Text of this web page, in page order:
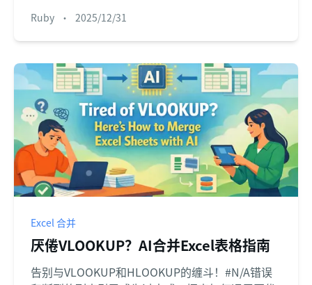
Ruby • 2025/12/31
Excel 合并
厌倦VLOOKUP？AI合并Excel表格指南
告别与VLOOKUP和HLOOKUP的缠斗！#N/A错误